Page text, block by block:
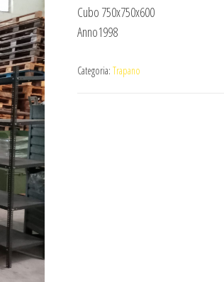
Cubo 750x750x600
Anno1998
Categoria: Trapano